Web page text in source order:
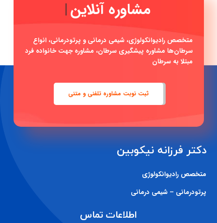
متخصص رادیوانکولوژی، شیمی درمانی و پرتودرمانی، انواع
سرطان‌ها مشاوره پیشگیری سرطان، مشاوره جهت خانواده فرد
مبتلا به سرطان
ثبت نوبت مشاوره تلفنی و متنی
دکتر فرزانه نیکوبین
متخصص رادیوانکولوژی
پرتودرمانی – شیمی درمانی
اطلاعات تماس